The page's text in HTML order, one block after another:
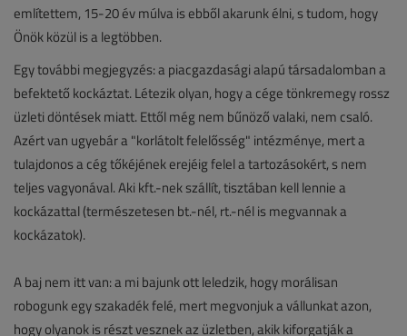
említettem, 15-20 év múlva is ebből akarunk élni, s tudom, hogy
Önök közül is a legtöbben.
Egy további megjegyzés: a piacgazdasági alapú társadalomban a
befektető kockáztat. Létezik olyan, hogy a cége tönkremegy rossz
üzleti döntések miatt. Ettől még nem bűnöző valaki, nem csaló.
Azért van ugyebár a "korlátolt felelősség" intézménye, mert a
tulajdonos a cég tőkéjének erejéig felel a tartozásokért, s nem
teljes vagyonával. Aki kft.-nek szállít, tisztában kell lennie a
kockázattal (természetesen bt.-nél, rt.-nél is megvannak a
kockázatok).
A baj nem itt van: a mi bajunk ott leledzik, hogy morálisan
robogunk egy szakadék felé, mert megvonjuk a vállunkat azon,
hogy olyanok is részt vesznek az üzletben, akik kiforgatják a